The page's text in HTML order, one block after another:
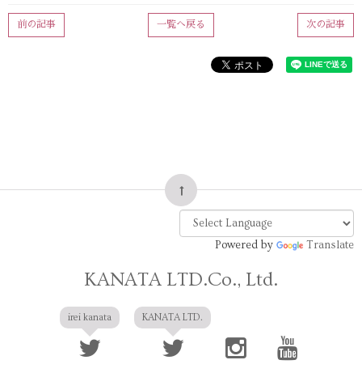
次の記事
一覧へ戻る
前の記事
Powered by Translate
KANATA LTD.Co., Ltd.
irei kanata KANATA LTD.